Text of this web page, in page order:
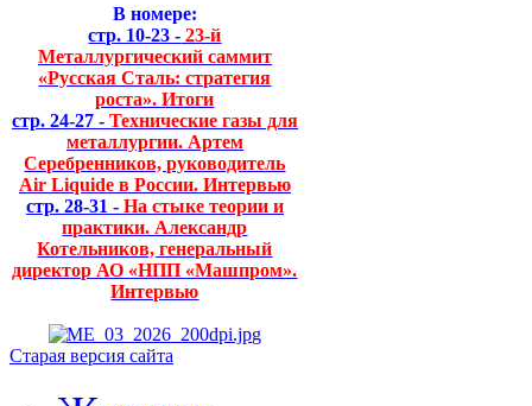
В номере:
стр. 10-23 - 23-й
Металлургический саммит
«Русская Сталь: стратегия
роста». Итоги
стр. 24-27 - Технические газы для
металлургии. Артем
Серебренников, руководитель
Air Liquide в России. Интервью
стр. 28-31 - На стыке теории и
практики. Александр
Котельников, генеральный
директор АО «НПП «Машпром».
Интервью
Старая версия сайта